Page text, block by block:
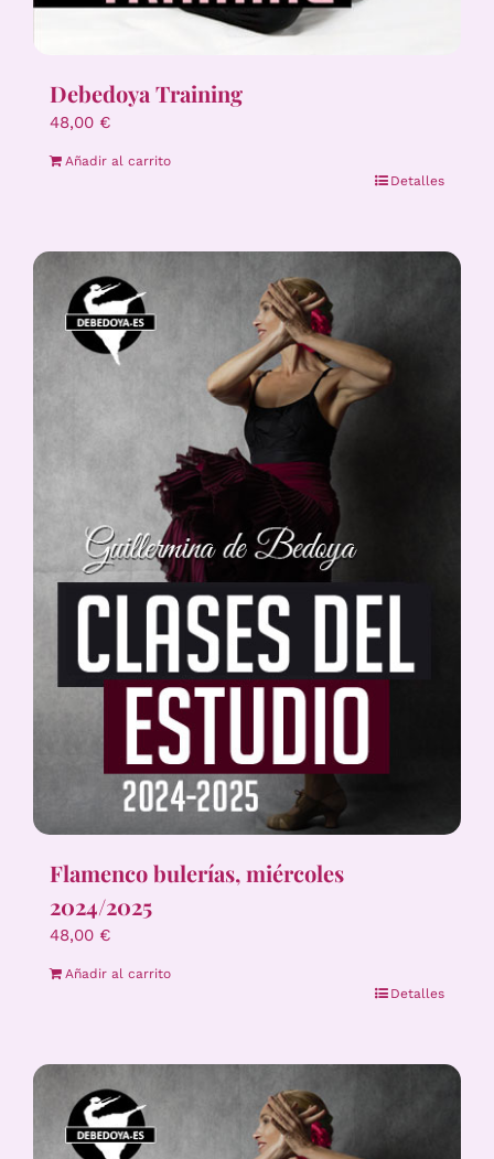
Debedoya Training
48,00 €
Añadir al carrito
Detalles
Flamenco bulerías, miércoles
2024/2025
48,00 €
Añadir al carrito
Detalles